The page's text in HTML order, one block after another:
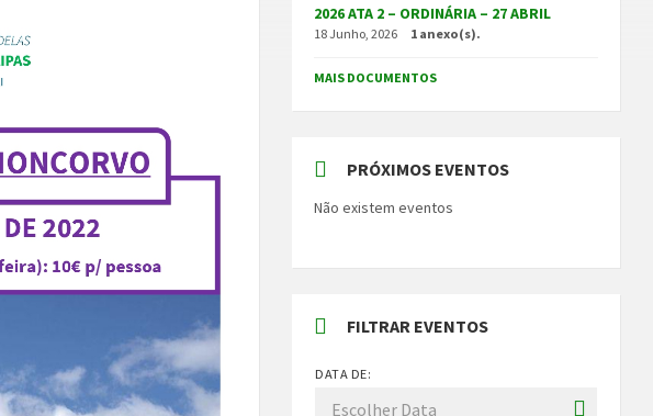
2026 ATA 2 – ORDINÁRIA – 27 ABRIL
18 Junho, 2026 1 anexo(s).
MAIS DOCUMENTOS
PRÓXIMOS EVENTOS
Não existem eventos
FILTRAR EVENTOS
DATA DE: